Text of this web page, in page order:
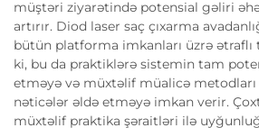
müştəri ziyarətində potensial gəliri
artırır. Diod laser saç çıxarma
bütün platforma imkanları üzrə
ki, bu da praktiklərə sistemin tam
etməyə və müxtəlif müalicə metodları
nəticələr əldə etməyə imkan verir.
müxtəlif praktika şəraitləri ilə